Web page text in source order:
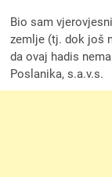
Bio sam
zemlje (tj. dok još
da ovaj hadis
Poslanika, s.a.v.s.